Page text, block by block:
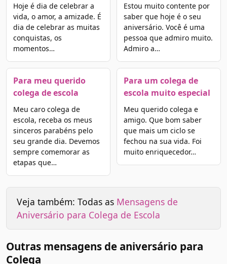
Hoje é dia de celebrar a
vida, o amor, a amizade. É
dia de celebrar as muitas
conquistas, os
momentos…
Para meu querido
colega de escola
Meu caro colega de
escola, receba os meus
sinceros parabéns pelo
seu grande dia. Devemos
sempre comemorar as
etapas que…
Estou muito contente por
saber que hoje é o seu
aniversário. Você é uma
pessoa que admiro muito.
Admiro a…
Para um colega de
escola muito especial
Meu querido colega e
amigo. Que bom saber
que mais um ciclo se
fechou na sua vida. Foi
muito enriquecedor…
Veja também: Todas as Mensagens de
Aniversário para Colega de Escola
Outras mensagens de aniversário para
Colega